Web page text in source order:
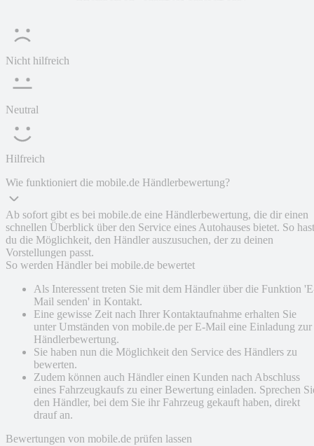
Nicht hilfreich
Neutral
Hilfreich
Wie funktioniert die mobile.de Händlerbewertung?
Ab sofort gibt es bei mobile.de eine Händlerbewertung, die dir einen
schnellen Überblick über den Service eines Autohauses bietet. So hast
du die Möglichkeit, den Händler auszusuchen, der zu deinen
Vorstellungen passt.
So werden Händler bei mobile.de bewertet
Als Interessent treten Sie mit dem Händler über die Funktion
Mail senden' in Kontakt.
Eine gewisse Zeit nach Ihrer Kontaktaufnahme erhalten Sie
unter Umständen von mobile.de per E-Mail eine Einladung zur
Händlerbewertung.
Sie haben nun die Möglichkeit den Service des Händlers zu
bewerten.
Zudem können auch Händler einen Kunden nach Abschluss
eines Fahrzeugkaufs zu einer Bewertung einladen. Sprechen
den Händler, bei dem Sie ihr Fahrzeug gekauft haben, direkt
drauf an.
Bewertungen von mobile.de prüfen lassen